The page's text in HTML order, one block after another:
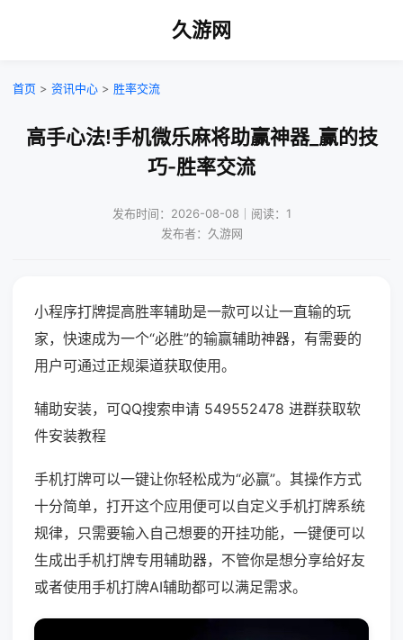
久游网
首页 > 资讯中心 > 胜率交流
高手心法!手机微乐麻将助赢神器_赢的技
巧-胜率交流
发布时间：2026-08-08｜阅读：1
发布者：久游网
小程序打牌提高胜率辅助是一款可以让一直输的玩
家，快速成为一个“必胜”的输赢辅助神器，有需要的
用户可通过正规渠道获取使用。
辅助安装，可QQ搜索申请 549552478 进群获取软
件安装教程
手机打牌可以一键让你轻松成为“必赢”。其操作方式
十分简单，打开这个应用便可以自定义手机打牌系统
规律，只需要输入自己想要的开挂功能，一键便可以
生成出手机打牌专用辅助器，不管你是想分享给好友
或者使用手机打牌AI辅助都可以满足需求。